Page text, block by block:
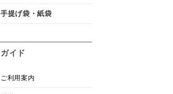
手提げ袋・紙袋
ガイド
ご利用案内